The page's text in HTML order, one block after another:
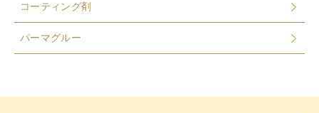
コーティング剤
パーマグルー